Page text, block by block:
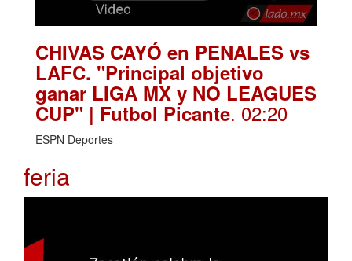
CHIVAS CAYÓ en PENALES vs
LAFC. "Principal objetivo
ganar LIGA MX y NO LEAGUES
CUP" | Futbol Picante. 02:20
ESPN Deportes
feria